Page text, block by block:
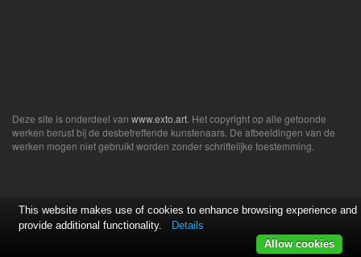
Deze site is onderdeel van www.exto.art . Het copyright op alle getoonde
werken berust bij de desbetreffende kunstenaars. De afbeeldingen van de
werken mogen niet gebruikt worden zonder schriftelijke toestemming.
This website makes use of cookies to enhance browsing experience and
provide additional functionality.
Details
Allow cookies